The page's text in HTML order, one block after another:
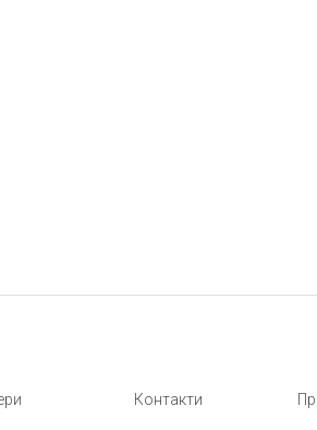
Контакти